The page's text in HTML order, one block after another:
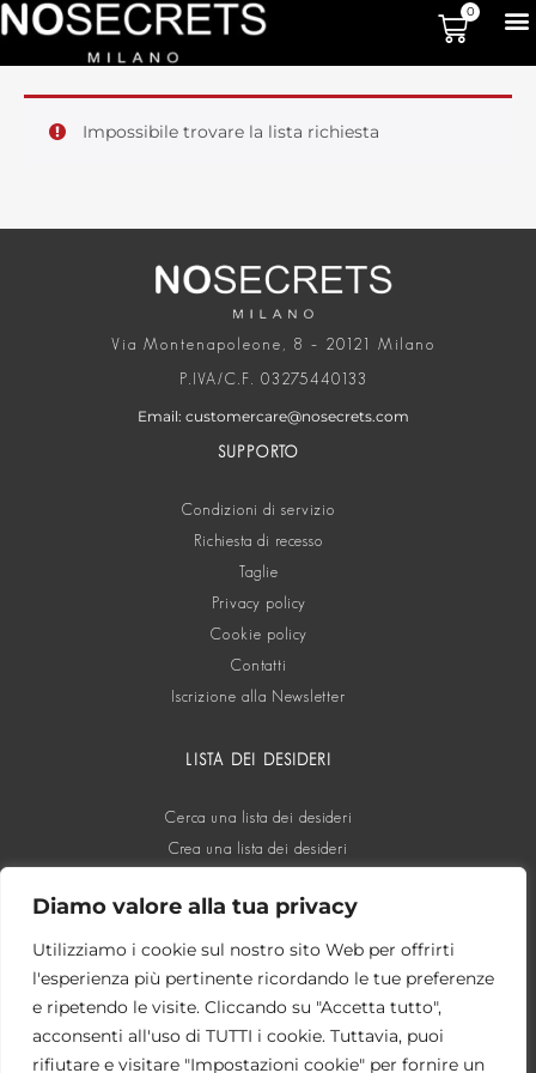
Diamo valore alla tua privacy
Utilizziamo i cookie sul nostro sito Web per offrirti
l'esperienza più pertinente ricordando le tue preferenze
e ripetendo le visite. Cliccando su "Accetta tutto",
acconsenti all'uso di TUTTI i cookie. Tuttavia, puoi
rifiutare e visitare "Impostazioni cookie" per fornire un
0
Impossibile trovare la lista richiesta
Via Montenapoleone, 8 – 20121 Milano
P.IVA/C.F. 03275440133
Email: customercare@nosecrets.com
SUPPORTO
Condizioni di servizio
Richiesta di recesso
Taglie
Privacy policy
Cookie policy
Contatti
Iscrizione alla Newsletter
LISTA DEI DESIDERI
Cerca una lista dei desideri
Crea una lista dei desideri
SOCIAL